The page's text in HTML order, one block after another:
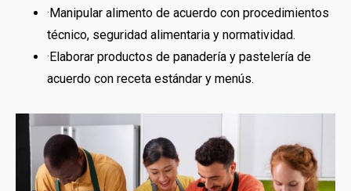
·Manipular alimento de acuerdo con procedimientos
técnico, seguridad alimentaria y normatividad.
·Elaborar productos de panadería y pastelería de
acuerdo con receta estándar y menús.